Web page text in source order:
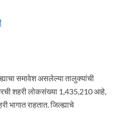
समावेश असलेल्या तालुक्यांची
शहरी लोकसंख्या 1,435,210 आहे,
राहतात. जिल्ह्याचे